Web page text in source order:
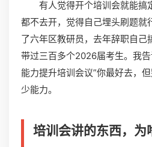
有人觉得开个培训会就能搞
都不去开，觉得自己埋头刷题就
了六年区教研员，去年辞职自己
带过三百多个2026届考生。我
能力提升培训会议”你最好去，
少能力。
培训会讲的东西，为